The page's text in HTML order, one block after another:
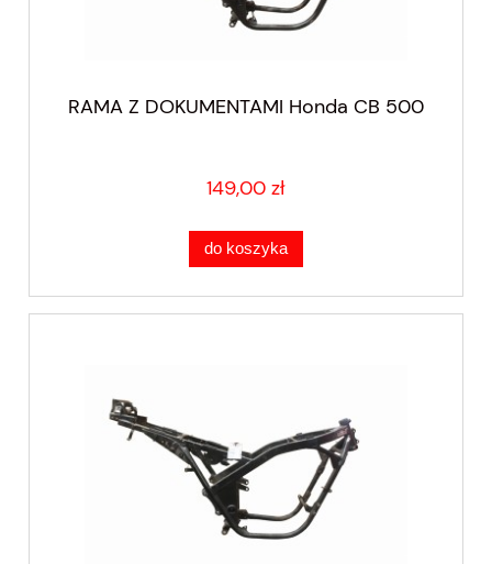
RAMA Z DOKUMENTAMI Honda CB 500
149,00 zł
do koszyka